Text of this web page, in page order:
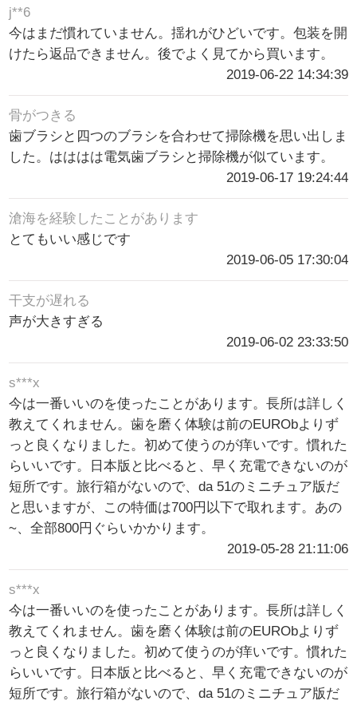
j**6
今はまだ慣れていません。揺れがひどいです。包装を開
けたら返品できません。後でよく見てから買います。
2019-06-22 14:34:39
骨がつきる
歯ブラシと四つのブラシを合わせて掃除機を思い出しま
した。はははは電気歯ブラシと掃除機が似ています。
2019-06-17 19:24:44
滄海を経験したことがあります
とてもいい感じです
2019-06-05 17:30:04
干支が遅れる
声が大きすぎる
2019-06-02 23:33:50
s***x
今は一番いいのを使ったことがあります。長所は詳しく
教えてくれません。歯を磨く体験は前のEURObよりず
っと良くなりました。初めて使うのが痒いです。慣れた
らいいです。日本版と比べると、早く充電できないのが
短所です。旅行箱がないので、da 51のミニチュア版だ
と思いますが、この特価は700円以下で取れます。あの
~、全部800円ぐらいかかります。
2019-05-28 21:11:06
s***x
今は一番いいのを使ったことがあります。長所は詳しく
教えてくれません。歯を磨く体験は前のEURObよりず
っと良くなりました。初めて使うのが痒いです。慣れた
らいいです。日本版と比べると、早く充電できないのが
短所です。旅行箱がないので、da 51のミニチュア版だ